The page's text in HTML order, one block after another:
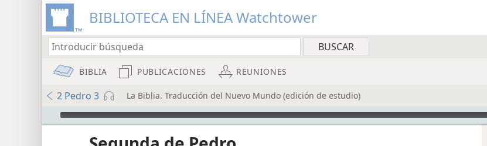
BIBLIOTECA EN LÍNEA Watchtower
BIBLIA PUBLICACIONES REUNIONES
2 Pedro 3 La Biblia. Traducción del Nuevo Mundo (edición de estudio)
Audio Player